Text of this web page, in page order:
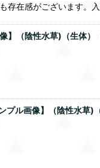
在感がございます。
】（陰性水草)（生体）
プル画像】（陰性水草)